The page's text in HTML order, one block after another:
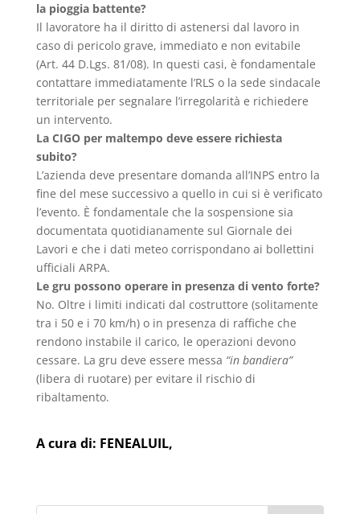
la pioggia battente?
Il lavoratore ha il diritto di astenersi dal lavoro in
caso di pericolo grave, immediato e non evitabile
(Art. 44 D.Lgs. 81/08). In questi casi, è fondamentale
contattare immediatamente l’RLS o la sede sindacale
territoriale per segnalare l’irregolarità e richiedere
un intervento.
La CIGO per maltempo deve essere richiesta
subito?
L’azienda deve presentare domanda all’INPS entro la
fine del mese successivo a quello in cui si è verificato
l’evento. È fondamentale che la sospensione sia
documentata quotidianamente sul Giornale dei
Lavori e che i dati meteo corrispondano ai bollettini
ufficiali ARPA.
Le gru possono operare in presenza di vento forte?
No. Oltre i limiti indicati dal costruttore (solitamente
tra i 50 e i 70 km/h) o in presenza di raffiche che
rendono instabile il carico, le operazioni devono
cessare. La gru deve essere messa “in bandiera”
(libera di ruotare) per evitare il rischio di
ribaltamento.
A cura di: FENEALUIL